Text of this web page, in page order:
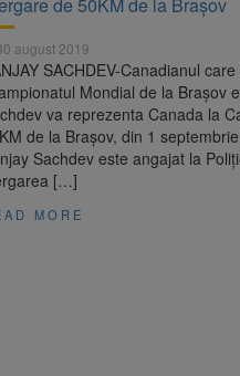
Curte analizează dosarul lui
națională pentru
august 2019
SACHDEV-Canadianul
Mondial de la Brașov
va reprezenta Canada la
de la Brașov, din 1
Sachdev este angajat la
[…]
MORE